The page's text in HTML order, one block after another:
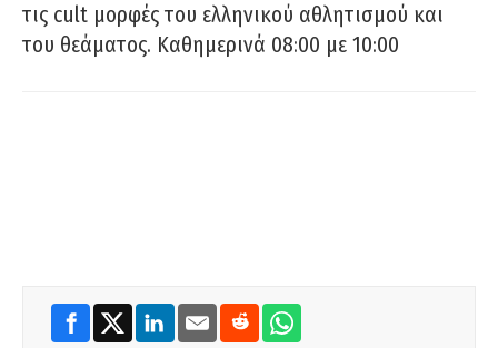
τις cult μορφές του ελληνικού αθλητισμού και
του θεάματος. Καθημερινά 08:00 με 10:00